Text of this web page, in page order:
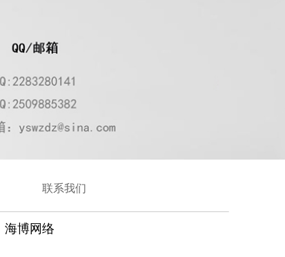
海博网络
联系我们